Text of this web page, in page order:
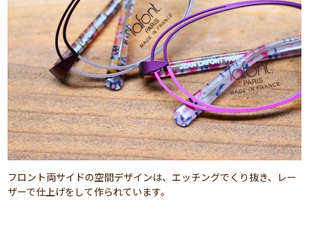
フロント両サイドの空間デザインは、エッチングでくり抜き、レー
ザーで仕上げをして作られています。